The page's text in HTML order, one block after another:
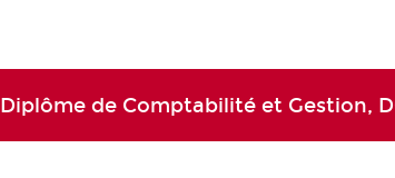
Diplôme de Comptabilité et Gestion,